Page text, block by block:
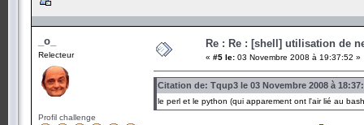
_o_
Relecteur
Profil challenge
Re : Re : [shell] utilisation de
« #5 le: 03 Novembre 2008 à 19:37:52 »
Citation de: Tqup3 le 03 Novembre 2008 à
le perl et le python (qui apparement ont l'air lié au